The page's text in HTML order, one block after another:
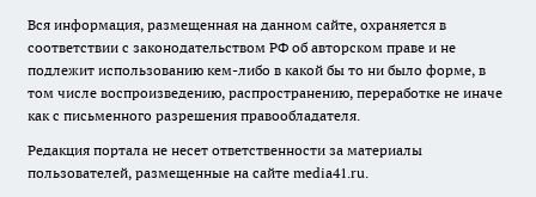
Вся информация, размещенная на данном сайте, охраняется в
соответствии с законодательством РФ об авторском праве и не
подлежит использованию кем-либо в какой бы то ни было форме, в
том числе воспроизведению, распространению, переработке не иначе
как с письменного разрешения правообладателя.
Редакция портала не несет ответственности за материалы
пользователей, размещенные на сайте media41.ru.